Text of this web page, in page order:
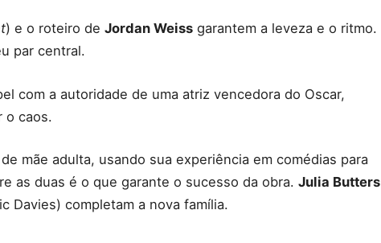
) e o roteiro de Jordan Weiss garantem a leveza e o ritmo.
par central.
com a autoridade de uma atriz vencedora do Oscar,
o caos.
mãe adulta, usando sua experiência em comédias para
as duas é o que garante o sucesso da obra. Julia Butters
Davies) completam a nova família.